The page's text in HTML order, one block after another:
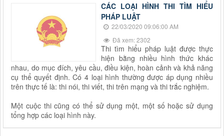
CÁC LOẠI HÌNH THI TÌM HIỂU
PHÁP LUẬT
22/03/2020 09:06:00 AM
Đã xem: 2302
Thi tìm hiểu pháp luật đ­ược thực
hiện bằng nhiều hình thức khác
nhau, do mục đích, yêu cầu, điều kiện, hoàn cảnh và khả năng
cụ thể quyết định. Có 4 loại hình thư­ờng được áp dụng nhiều
trên thực tế là: thi nói, thi viết, thi trên mạng và thi trắc nghiệm.
Một cuộc thi cũng có thể sử dụng một, một số hoặc sử dụng
tổng hợp các loại hình này.